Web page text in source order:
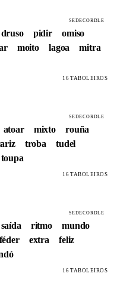
SEDECORDLE
druso pidir
omiso
moito lagoa
mitra
16 TABOLEIROS
SEDECORDLE
atoar mixto
rouña
troba
tudel
toupa
16 TABOLEIROS
SEDECORDLE
saída ritmo
mundo
féder extra
feliz
16 TABOLEIROS